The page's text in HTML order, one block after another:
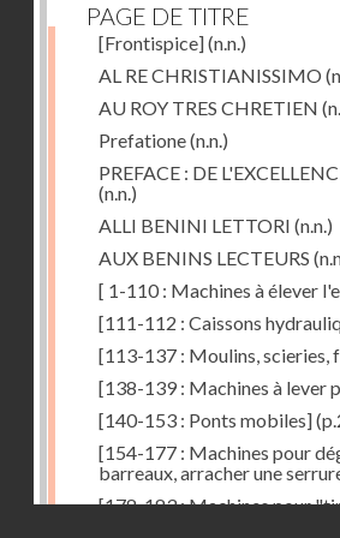
PAGE DE TITRE
[Frontispice](n.n.)
AL RE CHRISTIANISSIMO
AU ROY TRES CHRETIEN
Prefatione(n.n.)
PREFACE : DE
(n.n.)
ALLI BENINI LETTORI (n.n.)
AUX BENINS LECTEURS
[ 1-110 : Machines à élever
[111-112 : Caissons
[113-137 : Moulins, scieries,
[138-139 : Machines à lever
[140-153 : Ponts mobiles]
[154-177 : Machines pour
barreaux, arracher une
[178-183 : Machines pour